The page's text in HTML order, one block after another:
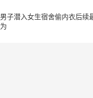
男子潜入女生宿舍偷内衣后续最新
为